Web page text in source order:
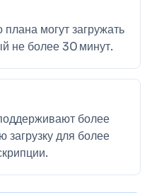
могут загружать
не более 30 минут.
более
для более